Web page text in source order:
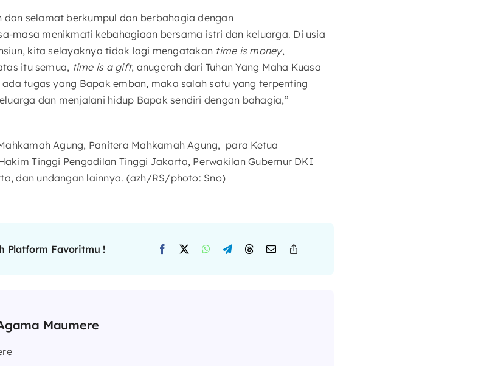
dan selamat berkumpul dan berbahagia dengan
masa menikmati kebahagiaan bersama istri dan keluarga. Di usia
kita selayaknya tidak lagi mengatakan time is money,
itu semua, time is a gift, anugerah dari Tuhan Yang Maha Kuasa
tugas yang Bapak emban, maka salah satu yang terpenting
dan menjalani hidup Bapak sendiri dengan bahagia,”
Agung, Panitera Mahkamah Agung, para Ketua
Tinggi Pengadilan Tinggi Jakarta, Perwakilan Gubernur DKI
dan undangan lainnya. (azh/RS/photo: Sno)
Platform Favoritmu !
Maumere